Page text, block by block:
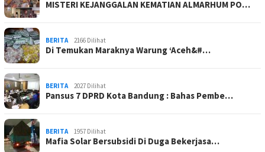
MISTERI KEJANGGALAN KEMATIAN ALMARHUM PO…
BERITA 2166 Dilihat
Di Temukan Maraknya Warung ‘Aceh&#…
BERITA 2027 Dilihat
Pansus 7 DPRD Kota Bandung : Bahas Pembe…
BERITA 1957 Dilihat
Mafia Solar Bersubsidi Di Duga Bekerjasa…